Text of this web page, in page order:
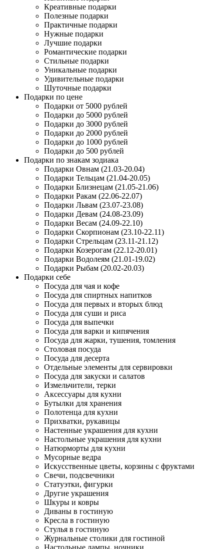
Креативные подарки
Полезные подарки
Практичные подарки
Нужные подарки
Лучшие подарки
Романтические подарки
Стильные подарки
Уникальные подарки
Удивительные подарки
Шуточные подарки
Подарки по цене
Подарки от 5000 рублей
Подарки до 5000 рублей
Подарки до 3000 рублей
Подарки до 2000 рублей
Подарки до 1000 рублей
Подарки до 500 рублей
Подарки по знакам зодиака
Подарки Овнам (21.03-20.04)
Подарки Тельцам (21.04-20.05)
Подарки Близнецам (21.05-21.06)
Подарки Ракам (22.06-22.07)
Подарки Львам (23.07-23.08)
Подарки Девам (24.08-23.09)
Подарки Весам (24.09-22.10)
Подарки Скорпионам (23.10-22.11)
Подарки Стрельцам (23.11-21.12)
Подарки Козерогам (22.12-20.01)
Подарки Водолеям (21.01-19.02)
Подарки Рыбам (20.02-20.03)
Подарки себе
Посуда для чая и кофе
Посуда для спиртных напитков
Посуда для первых и вторых блюд
Посуда для суши и риса
Посуда для выпечки
Посуда для варки и кипячения
Посуда для жарки, тушения, томления
Столовая посуда
Посуда для десерта
Отдельные элементы для сервировки
Посуда для закуски и салатов
Измельчители, терки
Аксессуары для кухни
Бутылки для хранения
Полотенца для кухни
Прихватки, рукавицы
Настенные украшения для кухни
Настольные украшения для кухни
Натюрморты для кухни
Мусорные ведра
Искусственные цветы, корзины с фруктами
Свечи, подсвечники
Статуэтки, фигурки
Другие украшения
Шкуры и ковры
Диваны в гостиную
Кресла в гостиную
Стулья в гостиную
Журнальные столики для гостиной
Настольные лампы, ночники